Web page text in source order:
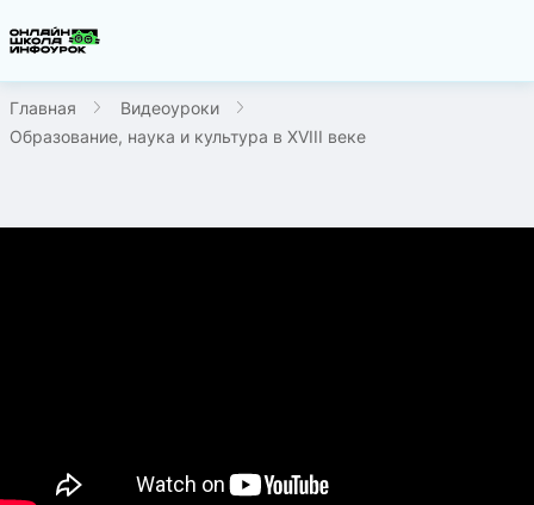
Главная
Видеоуроки
Образование, наука и культура в XVIII веке